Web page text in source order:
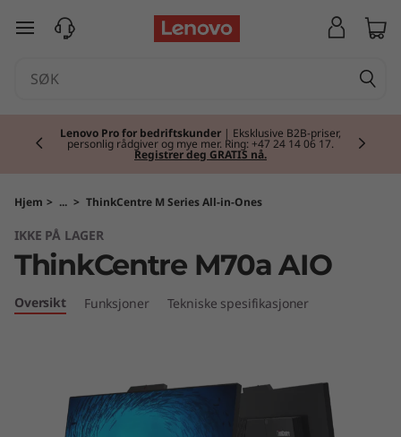
T
C
e
n
gå til hovedinnhold
Lenovo Pro for bedriftskunder | Eksklusive B2B-priser,
personlig rådgiver og mye mer. Ring: +47 24 14 06 17.
Registrer deg GRATIS nå.
Hjem > ... > ThinkCentre M Series All-in-Ones
IKKE PÅ LAGER
ThinkCentre M70a AIO
Oversikt Funksjoner Tekniske spesifikasjoner